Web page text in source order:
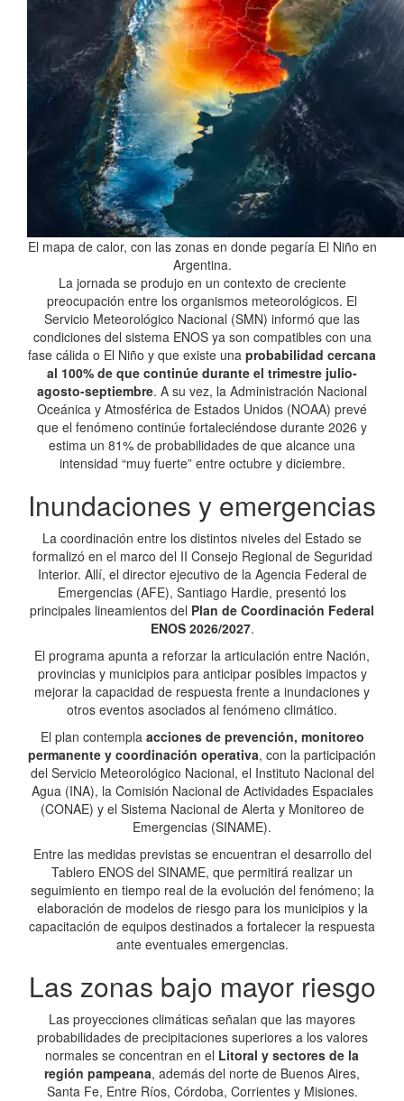
El mapa de calor, con las zonas en donde pegaría El Niño en
Argentina.
La jornada se produjo en un contexto de creciente
preocupación entre los organismos meteorológicos. El
Servicio Meteorológico Nacional (SMN) informó que las
condiciones del sistema ENOS ya son compatibles con una
fase cálida o El Niño y que existe una probabilidad cercana
al 100% de que continúe durante el trimestre julio-
agosto-septiembre. A su vez, la Administración Nacional
Oceánica y Atmosférica de Estados Unidos (NOAA) prevé
que el fenómeno continúe fortaleciéndose durante 2026 y
estima un 81% de probabilidades de que alcance una
intensidad “muy fuerte” entre octubre y diciembre.
Inundaciones y emergencias
La coordinación entre los distintos niveles del Estado se
formalizó en el marco del II Consejo Regional de Seguridad
Interior. Allí, el director ejecutivo de la Agencia Federal de
Emergencias (AFE), Santiago Hardie, presentó los
principales lineamientos del Plan de Coordinación Federal
ENOS 2026/2027.
El programa apunta a reforzar la articulación entre Nación,
provincias y municipios para anticipar posibles impactos y
mejorar la capacidad de respuesta frente a inundaciones y
otros eventos asociados al fenómeno climático.
El plan contempla acciones de prevención, monitoreo
permanente y coordinación operativa, con la participación
del Servicio Meteorológico Nacional, el Instituto Nacional del
Agua (INA), la Comisión Nacional de Actividades Espaciales
(CONAE) y el Sistema Nacional de Alerta y Monitoreo de
Emergencias (SINAME).
Entre las medidas previstas se encuentran el desarrollo del
Tablero ENOS del SINAME, que permitirá realizar un
seguimiento en tiempo real de la evolución del fenómeno; la
elaboración de modelos de riesgo para los municipios y la
capacitación de equipos destinados a fortalecer la respuesta
ante eventuales emergencias.
Las zonas bajo mayor riesgo
Las proyecciones climáticas señalan que las mayores
probabilidades de precipitaciones superiores a los valores
normales se concentran en el Litoral y sectores de la
región pampeana, además del norte de Buenos Aires,
Santa Fe, Entre Ríos, Córdoba, Corrientes y Misiones.